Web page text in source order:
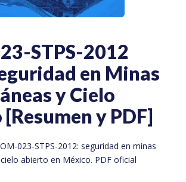
STPS-2012
en Minas
y Cielo
y PDF]
023-STPS-2012: seguridad en minas
abierto en México. PDF oficial